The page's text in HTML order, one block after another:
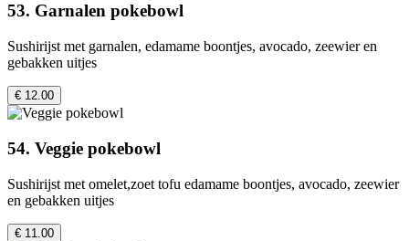
53. Garnalen pokebowl
Sushirijst met garnalen, edamame boontjes, avocado, zeewier en
gebakken uitjes
€ 12.00
54. Veggie pokebowl
Sushirijst met omelet,zoet tofu edamame boontjes, avocado, zeewier
en gebakken uitjes
€ 11.00